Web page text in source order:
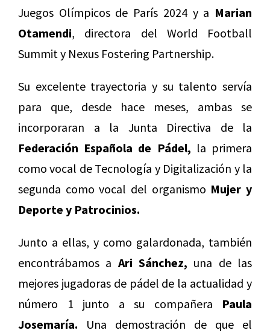
Juegos Olímpicos de París 2024 y a Marian
Otamendi, directora del
World Football
Summit y Nexus Fostering Partnership.
Su excelente trayectoria y su talento servía
para que, desde hace meses, ambas se
incorporaran a la Junta Directiva de la
Federación Española de Pádel, la primera
como vocal de Tecnología y Digitalización y la
segunda como vocal del organismo Mujer y
Deporte y Patrocinios.
Junto a ellas, y como galardonada, también
encontrábamos a Ari Sánchez, una de las
mejores jugadoras de pádel de la actualidad y
número 1 junto a su compañera Paula
Josemaría. Una demostración de que el